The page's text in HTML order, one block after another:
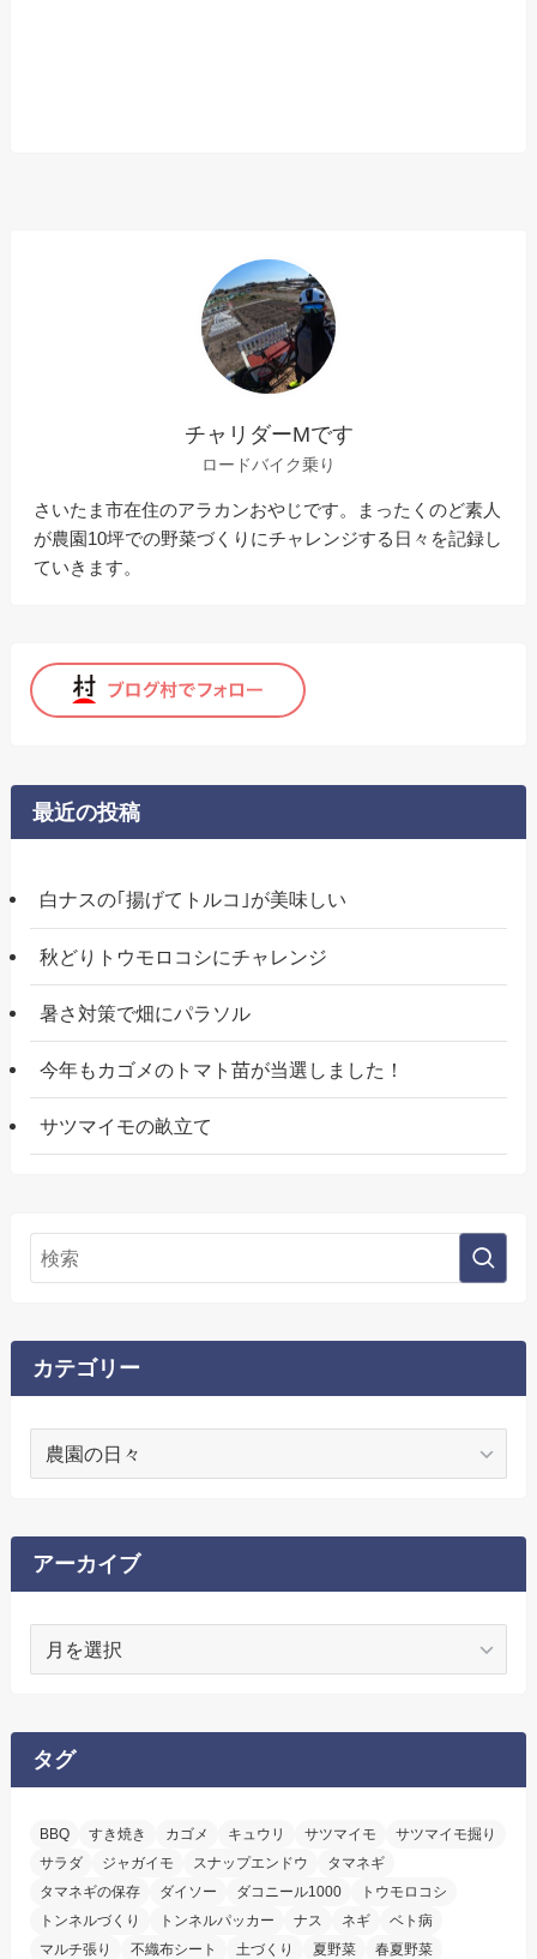
チャリダーMです
ロードバイク乗り
さいたま市在住のアラカンおやじです。まったくのど素人
が農園10坪での野菜づくりにチャレンジする日々を記録し
ていきます。
最近の投稿
白ナスの｢揚げてトルコ｣が美味しい
秋どりトウモロコシにチャレンジ
暑さ対策で畑にパラソル
今年もカゴメのトマト苗が当選しました！
サツマイモの畝立て
カテゴリー
ー
アーカイブ
イ
ブ
タグ
BBQ すき焼き カゴメ キュウリ サツマイモ
サツマイモ掘り
サラダ
ジャガイモ スナップエンドウ
タマネギ
タマネギの保存
ダイソー ダコニール1000
トウモロコシ
トンネルづくり
トンネルパッカー ナス ネギ
ベト病
マルチ張り
不織布シート 土づくり 夏野菜
春夏野菜